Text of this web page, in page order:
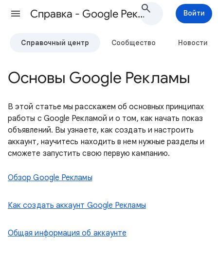
Cправка - Google Реклама Войти
Справочный центр Сообщество Новости
Основы Google Рекламы
В этой статье мы расскажем об основных принципах
работы с Google Рекламой и о том, как начать показ
объявлений. Вы узнаете, как создать и настроить
аккаунт, научитесь находить в нем нужные разделы и
сможете запустить свою первую кампанию.
Обзор Google Рекламы
Как создать аккаунт Google Рекламы
Общая информация об аккаунте